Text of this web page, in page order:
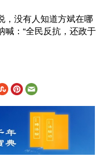
，没有人知道方斌在哪
喊：“全民反抗，还政于